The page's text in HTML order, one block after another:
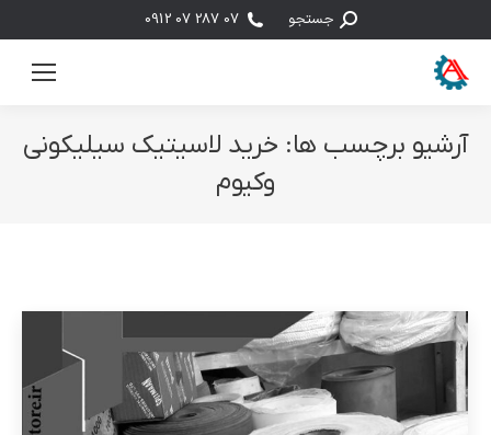
جستجو:جستجو 07 287 07 0912
آرشیو برچسب ها: خرید لاسیتیک سیلیکونی
وکیوم